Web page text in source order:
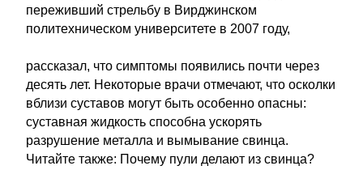
переживший стрельбу в Вирджинском
политехническом университете в 2007 году,
рассказал, что симптомы появились почти через
десять лет. Некоторые врачи отмечают, что осколки
вблизи суставов могут быть особенно опасны:
суставная жидкость способна ускорять
разрушение металла и вымывание свинца.
Читайте также: Почему пули делают из свинца?